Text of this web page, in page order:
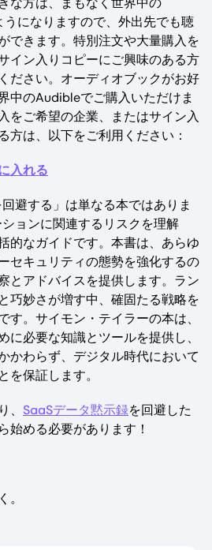
になりますので、外出先でも聴
できます。特別注文や大量購入を
イン入りコピーにご興味のある方
ださい。オーディオブックがお好
中のAudibleでご購入いただけま
をご希望の企業、またはサイン入
方は、以下をご利用ください：
入れる
回避する」は単なる本ではありま
ョンに関連するリスクを理解
的なガイドです。本書は、あらゆ
セキュリティの態勢を強化するの
とアドバイスを提供します。ラン
巧妙さが増す中、確固たる戦略を
す。サイモン・テイラーの本は、
に必要な知識とツールを提供し、
かわらず、デジタル時代において
を保証します。
SaaSデータ黙示録を回避した
始める必要があります！